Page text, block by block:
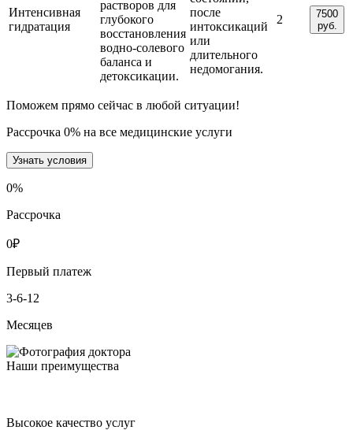
Интенсивная
гидратация
растворов для
глубокого
восстановления
водно-солевого
баланса и
детоксикации.
после
интоксикаций
или
длительного
недомогания.
2
7500
руб.
Поможем прямо сейчас в любой ситуации!
Рассрочка 0% на все медицинские услуги
Узнать условия
0%
Рассрочка
0₽
Первый платеж
3-6-12
Месяцев
Наши преимущества
Высокое качество услуг